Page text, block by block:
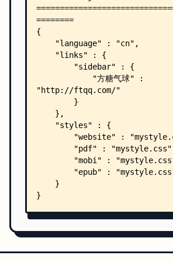
    ├── SUMMARY.md
    └── docs/
        ├── ch00.html
        ├── ch01.html
        ├── ch02.html
        ├── ch03.html
        ├── ch04.html
        ├── ch05.html
        ├── ch06.html
        ├── ch07.html
        ├── ch08.md
        ├── ch09.md
        ├── ch10.html
        ├── ch11.html
        ├── ch12.html
        ├── ch14.html
        ├── ch15.html
        ├── ch17.html
        ├── ch18.md
        ├── index.html